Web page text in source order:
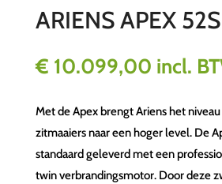
ARIENS APEX
€ 10.099,00 incl.
Met de Apex brengt Ariens het
zitmaaiers naar een hoger level. De
standaard geleverd met een
twin verbrandingsmotor. Door deze